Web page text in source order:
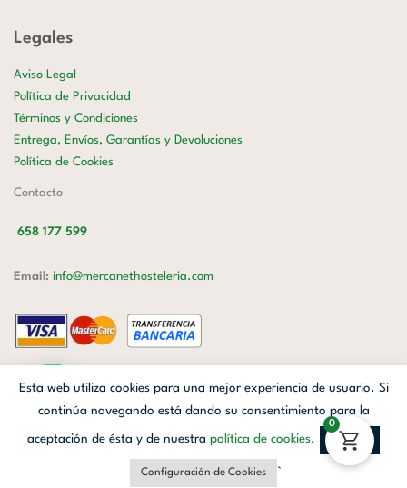
Legales
Aviso Legal
Política de Privacidad
Términos y Condiciones
Entrega, Envíos, Garantías y Devoluciones
Política de Cookies
Contacto
658 177 599
Email: info@mercanethosteleria.com
Mercanet © 2026.| Diseñado porAvanzada Digital| Webmaster
Facebook Linkedin Instagram
Esta web utiliza cookies para una mejor experiencia de usuario. Si
continúa navegando está dando su consentimiento para la
aceptación de ésta y de nuestra política de cookies. Aceptar
Configuración de Cookies `
0